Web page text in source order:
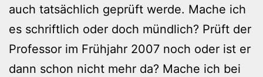
auch tatsächlich geprüft werde. Mache ich
es schriftlich oder doch mündlich? Prüft der
Professor im Frühjahr 2007 noch oder ist er
dann schon nicht mehr da? Mache ich bei